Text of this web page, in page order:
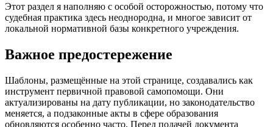
Этот раздел я наполняю с особой осторожностью, потому что
судебная практика здесь неоднородна, и многое зависит от
локальной нормативной базы конкретного учреждения.
Важное предостережение
Шаблоны, размещённые на этой странице, создавались как
инструмент первичной правовой самопомощи. Они
актуализированы на дату публикации, но законодательство
меняется, а подзаконные акты в сфере образования
обновляются особенно часто. Перед подачей документа